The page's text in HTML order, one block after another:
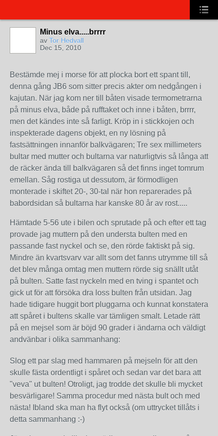
Minus elva.....brrrr
av Tor Hedvall
Dec 15, 2010
Bestämde mej i morse för att plocka bort ett spant till,
denna gång JB6 som sitter precis akter om nedgången i
kajutan. När jag kom ner till båten visade termometrarna
på minus elva, både på rufftaket och inne i båten, brrrr,
men det kändes inte så farligt. Kröp in i stickkojen och
inspekterade dagens objekt, en ny lösning på
fastsättningen innanför balkvägaren; Tre sex millimeters
bultar med mutter och bultarna var naturligtvis så långa att
de räcker ända till balkvägaren så det finns inget tomrum
emellan. Såg rostiga ut dessutom, är förmodligen
monterade i skiftet 20-, 30-tal när hon reparerades på
babordsidan så bultarna har kanske 80 år av rost.....
Hämtade 5-56 ute i bilen och sprutade på och efter ett tag
provade jag muttern på den understa bulten med en
passande fast nyckel och se, den rörde faktiskt på sig.
Mindre än kvartsvarv var allt som det fanns utrymme till så
det blev många omtag men muttern rörde sig snällt utåt
på bulten. Satte fast nyckeln med en tving i spantet och
gick ut för att försöka dra loss bulten från utsidan. Jag
hade tidigare huggit bort pluggarna och kunnat konstatera
att spåret i bultens skalle var tämligen smalt. Letade rätt
på en mejsel som är böjd 90 grader i ändarna och väldigt
andvänbar i olika sammanhang:
Slog ett par slag med hammaren på mejseln för att den
skulle fästa ordentligt i spåret och sedan var det bara att
"veva" ut bulten! Otroligt, jag trodde det skulle bli mycket
besvärligare! Samma procedur med nästa bult och med
nästa! Ibland ska man ha flyt också (om uttrycket tillåts i
detta sammanhang :-)